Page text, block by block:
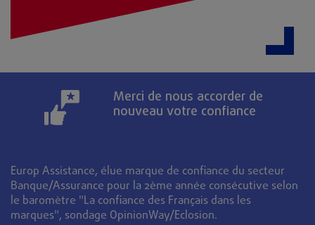
Merci de nous accorder de
nouveau votre confiance
Europ Assistance, élue marque de confiance du secteur
Banque/Assurance pour la 2ème année consécutive selon
le baromètre "La confiance des Français dans les
marques", sondage OpinionWay/Eclosion.